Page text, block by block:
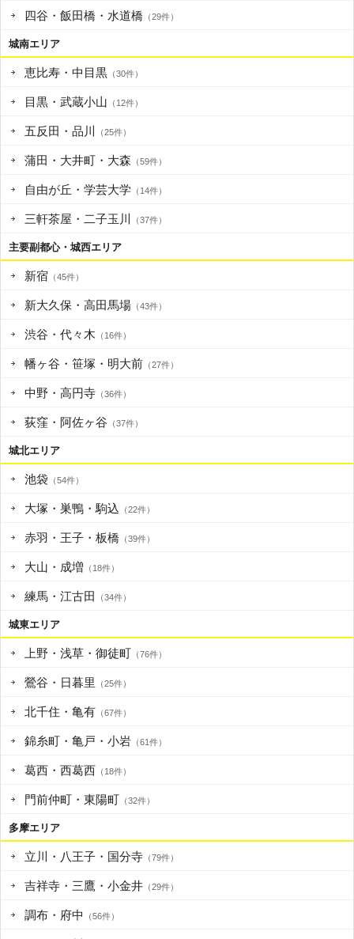
四谷・飯田橋・水道橋 （29件）
城南エリア
恵比寿・中目黒 （30件）
目黒・武蔵小山 （12件）
五反田・品川 （25件）
蒲田・大井町・大森 （59件）
自由が丘・学芸大学 （14件）
三軒茶屋・二子玉川 （37件）
主要副都心・城西エリア
新宿 （45件）
新大久保・高田馬場 （43件）
渋谷・代々木 （16件）
幡ヶ谷・笹塚・明大前 （27件）
中野・高円寺 （36件）
荻窪・阿佐ヶ谷 （37件）
城北エリア
池袋 （54件）
大塚・巣鴨・駒込 （22件）
赤羽・王子・板橋 （39件）
大山・成増 （18件）
練馬・江古田 （34件）
城東エリア
上野・浅草・御徒町 （76件）
鶯谷・日暮里 （25件）
北千住・亀有 （67件）
錦糸町・亀戸・小岩 （61件）
葛西・西葛西 （18件）
門前仲町・東陽町 （32件）
多摩エリア
立川・八王子・国分寺 （79件）
吉祥寺・三鷹・小金井 （29件）
調布・府中 （56件）